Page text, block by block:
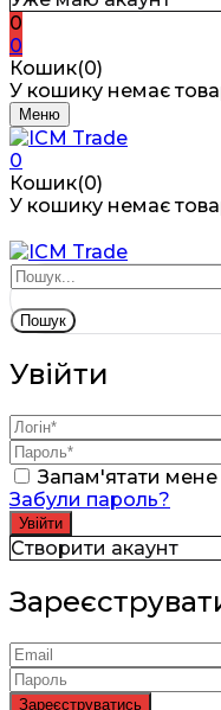
0
0
Кошик(0)
У кошику немає
Меню
0
Кошик(0)
У кошику немає
Пошук
Увійти
Запам'ятати мене
Забули пароль?
Створити акаунт